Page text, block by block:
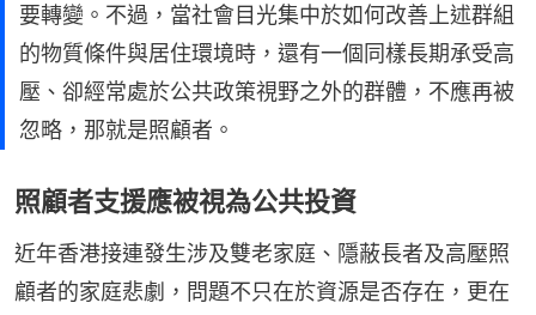
要轉變。不過，當社會目光集中於如何改善上述群組
的物質條件與居住環境時，還有一個同樣長期承受高
壓、卻經常處於公共政策視野之外的群體，不應再被
忽略，那就是照顧者。
照顧者支援應被視為公共投資
近年香港接連發生涉及雙老家庭、隱蔽長者及高壓照
顧者的家庭悲劇，問題不只在於資源是否存在，更在